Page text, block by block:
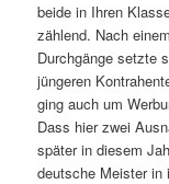
beide in Ihren
zählend. Nach
Durchgänge setzte
jüngeren
ging auch um
Dass hier zwei
später in diesem
deutsche Meister in